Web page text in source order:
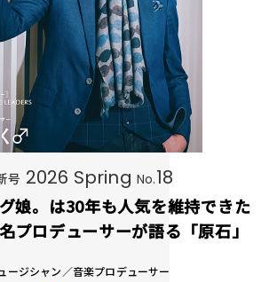
号 2026 SpringNo.18
娘。は30年も人気を維持できた
プロデューサーが語る「原石」
ージシャン／音楽プロデューサー